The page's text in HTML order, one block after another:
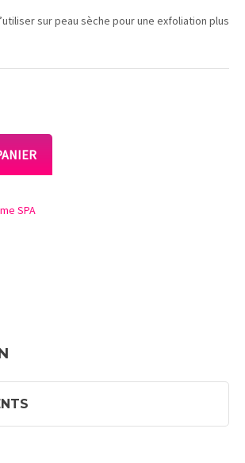
sur peau sèche pour une exfoliation plus
SPA